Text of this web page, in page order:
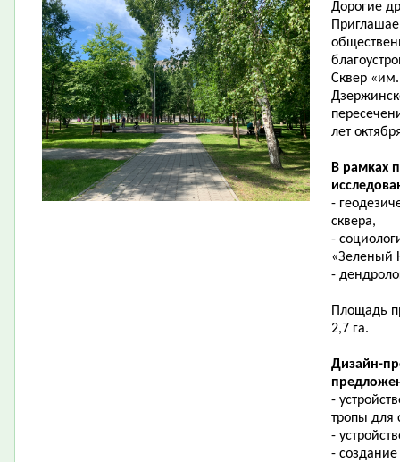
Дорогие
Сквер
лет
В рамках
-
сквера,
-
«Зеленый
-
Площадь
2,7 га.
Дизайн-
-
тропы для
-
-